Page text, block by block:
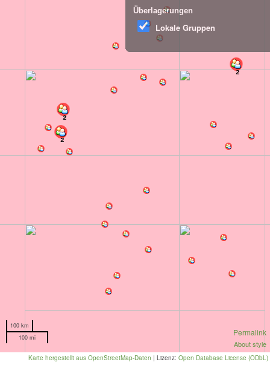
2
2
2
Permalink
About style
100 km
100 mi
Überlagerungen
Lokale Gruppen
Karte hergestellt aus OpenStreetMap-Daten | Lizenz: Open Database License (ODbL)